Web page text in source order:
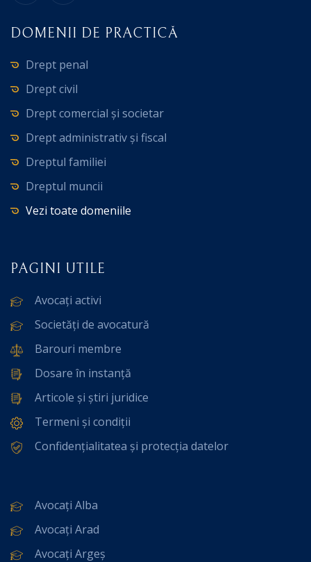
DOMENII DE PRACTICĂ
Drept penal
Drept civil
Drept comercial și societar
Drept administrativ și fiscal
Dreptul familiei
Dreptul muncii
Vezi toate domeniile
PAGINI UTILE
Avocați activi
Societăți de avocatură
Barouri membre
Dosare în instanță
Articole și știri juridice
Termeni și condiții
Confidențialitatea și protecția datelor
Avocați Alba
Avocați Arad
Avocați Argeș